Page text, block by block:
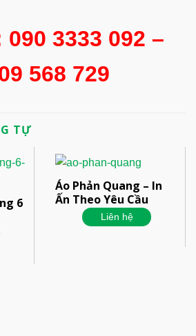
3333 092 –
568 729
TỰ
6
Áo Phản Quang – In
Ấn Theo Yêu Cầu
Liên hệ